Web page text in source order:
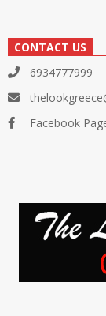
CONTACT US
6934777999
Facebook